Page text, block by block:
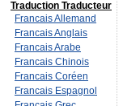
Traduction Traducteur
Francais Allemand
Francais Anglais
Francais Arabe
Francais Chinois
Francais Coréen
Francais Espagnol